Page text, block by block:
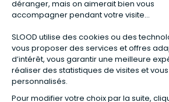
Matelas naturels⋅Graines bio⋅ Lits bébés en
en bois⋅Complement alimentaire naturel
Calendrier de l’Avent gourmand⋅Couche